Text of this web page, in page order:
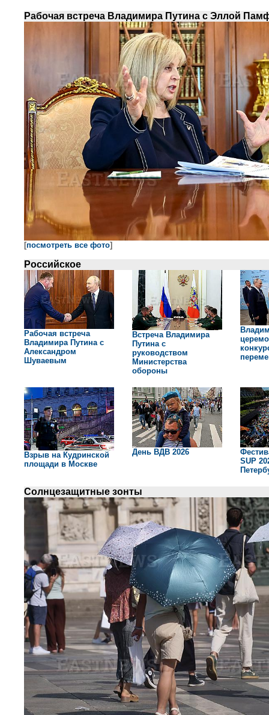
Рабочая встреча Владимира Путина с Эллой
[посмотреть все фото]
Российское
Рабочая встреча
Владимира Путина с
Александром
Шуваевым
Встреча Владимира
Путина с
руководством
Министерства
обороны
Взрыв на Кудринской
площади в Москве
День ВДВ 2026
SUP
Солнцезащитные зонты